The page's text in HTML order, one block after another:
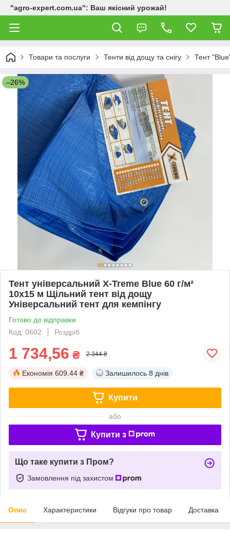
"agro-expert.com.ua": Ваш якісний урожай!
Товари та послуги Тенти від дощу та снігу Тент
–26%
Тент універсальний X-Treme Blue 60 г/м²
10х15 м Щільний тент від дощу
Універсальний тент для кемпінгу
Готово до відправки
Код: 0602
Роздріб
1 734,56 ₴ 2 344 ₴
Економія 609.44 ₴ Залишилось 8 днів
Купити
або
Купити з
Що таке купити з Пром?
Замовлення під захистом
Опис Характеристики Відгуки про товар Доставка